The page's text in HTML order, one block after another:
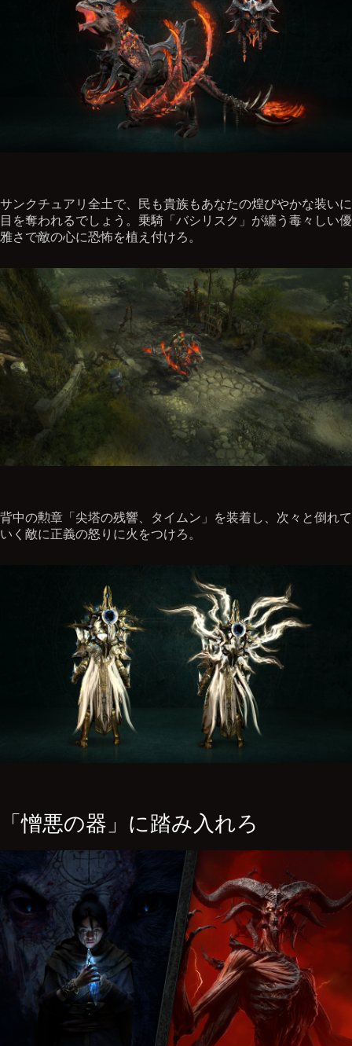
サンクチュアリ全土で、民も貴族もあなたの煌びやかな装いに
目を奪われるでしょう。乗騎「バシリスク」が纏う毒々しい優
雅さで敵の心に恐怖を植え付けろ。
背中の勲章「尖塔の残響、タイムン」を装着し、次々と倒れて
いく敵に正義の怒りに火をつけろ。
「憎悪の器」に踏み入れろ